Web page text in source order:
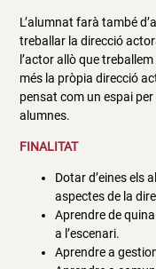
L’alumnat farà també
treballar la direcció
l’actor allò que
més la pròpia direcció
pensat com un espai
alumnes.
FINALITAT
Dotar d’eines els
aspectes de la
Aprendre de
a l’escenari.
Aprendre a